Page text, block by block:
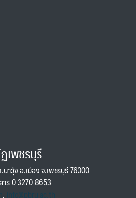
เพชรบุรี
าวุ้ง อ.เมือง จ.เพชรบุรี 76000
าร 0 3270 8653
, info@pbru.ac.th,